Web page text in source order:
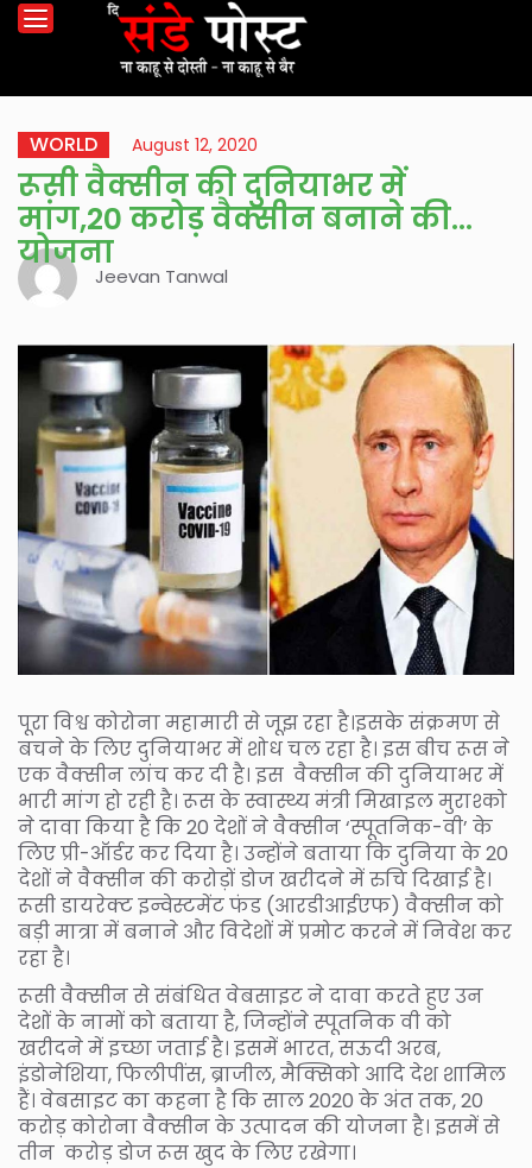
WORLD August 12, 2020
रूसी वैक्सीन की दुनियाभर में
मांग,20 करोड़ वैक्सीन बनाने की
योजना
Jeevan Tanwal
पूरा विश्व कोरोना महामारी से जूझ रहा है।इसके संक्रमण से
बचने के लिए दुनियाभर में शोध चल रहा है। इस बीच रूस ने
एक वैक्सीन लांच कर दी है। इस वैक्सीन की दुनियाभर में
भारी मांग हो रही है। रूस के स्वास्थ्य मंत्री मिखाइल मुराश्को
ने दावा किया है कि 20 देशों ने वैक्सीन ‘स्पूतनिक-वी’ के
लिए प्री-ऑर्डर कर दिया है। उन्होंने बताया कि दुनिया के 20
देशों ने वैक्सीन की करोड़ों डोज खरीदने में रुचि दिखाई है।
रूसी डायरेक्ट इन्वेस्टमेंट फंड (आरडीआईएफ) वैक्सीन को
बड़ी मात्रा में बनाने और विदेशों में प्रमोट करने में निवेश कर
रहा है।
रूसी वैक्सीन से संबंधित वेबसाइट ने दावा करते हुए उन
देशों के नामों को बताया है, जिन्होंने स्पूतनिक वी को
खरीदने में इच्छा जताई है। इसमें भारत, सऊदी अरब,
इंडोनेशिया, फिलीपींस, ब्राजील, मैक्सिको आदि देश शामिल
हैं। वेबसाइट का कहना है कि साल 2020 के अंत तक, 20
करोड़ कोरोना वैक्सीन के उत्पादन की योजना है। इसमें से
तीन करोड़ डोज रूस खुद के लिए रखेगा।